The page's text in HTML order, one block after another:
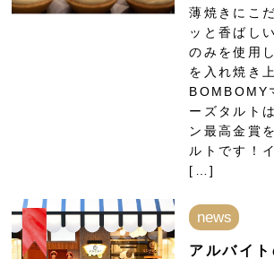
薄焼きにこ
ッと香ばし
のみを使用
を入れ焼き
BOMBOMY
ーズタルト
ン最高金賞
ルトです！
[…]
news
アルバイ